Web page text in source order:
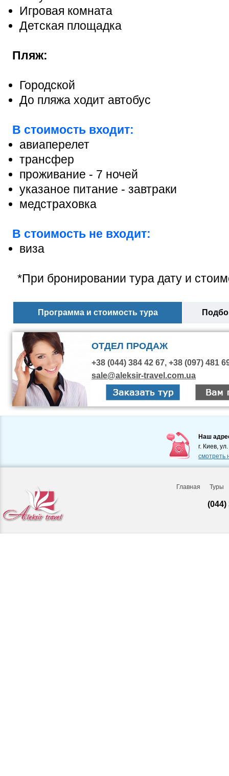
Игровая комната
Детская площадка
Пляж:
Городской
До пляжа ходит автобус
В стоимость входит:
авиаперелет
трансфер
проживание - 7 ночей
указаное питание - завтраки
медстраховка
В стоимость не входит:
виза
*При бронировании тура дату и
Программа и стоимость тура
ОТДЕЛ ПРОДАЖ
+38 (044) 384 42 67, +38 (097) 481
sale@aleksir-travel.com.ua
Наш
г. Киев,
смотреть
Главная Туры
(044)